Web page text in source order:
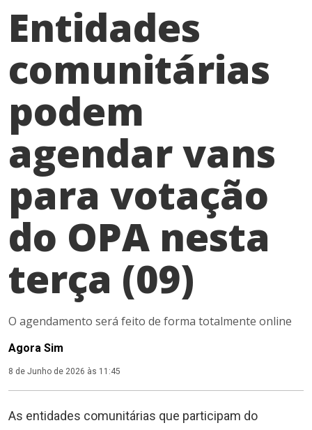
Entidades
comunitárias
podem
agendar vans
para votação
do OPA nesta
terça (09)
O agendamento será feito de forma totalmente online
Agora Sim
8 de Junho de 2026 às 11:45
As entidades comunitárias que participam do